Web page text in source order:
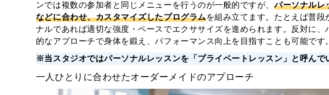
ンでは複数の参加者と同じメニューを行うのが一般的ですが、パーソナルレ
などに合わせ、カスタマイズしたプログラムを組み立てます。たとえば普
ナルであれば適切な強度・ペースでエクササイズを進められます。反対に
的なアプローチで身体を鍛え、パフォーマンス向上を目指すことも可能です。
※当スタジオではパーソナルレッスンを「 プライベートレッスン 」と呼んで
一人ひとりに合わせたオーダーメイドのアプローチ